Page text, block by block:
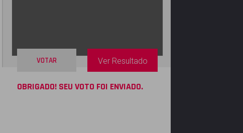
VOTAR Ver Resultado
OBRIGADO! SEU VOTO FOI ENVIADO.